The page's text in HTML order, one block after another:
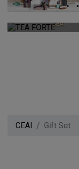
TEA FORTE
CEAI
CEAI Gift Set